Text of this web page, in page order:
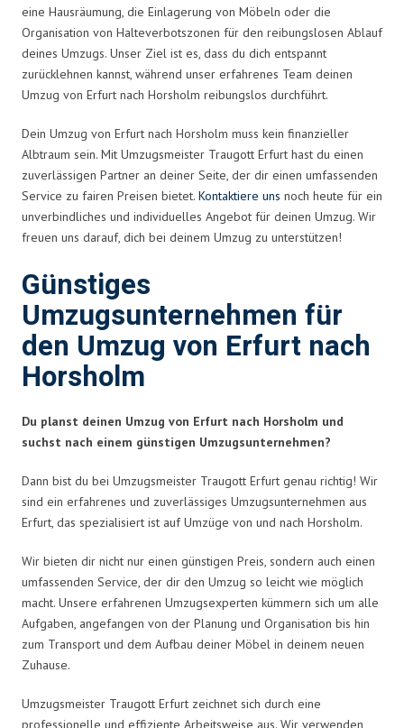
eine Hausräumung, die Einlagerung von Möbeln oder die
Organisation von Halteverbotszonen für den reibungslosen Ablauf
deines Umzugs. Unser Ziel ist es, dass du dich entspannt
zurücklehnen kannst, während unser erfahrenes Team deinen
Umzug von Erfurt nach Horsholm reibungslos durchführt.
Dein Umzug von Erfurt nach Horsholm muss kein finanzieller
Albtraum sein. Mit Umzugsmeister Traugott Erfurt hast du einen
zuverlässigen Partner an deiner Seite, der dir einen umfassenden
Service zu fairen Preisen bietet. Kontaktiere uns noch heute für ein
unverbindliches und individuelles Angebot für deinen Umzug. Wir
freuen uns darauf, dich bei deinem Umzug zu unterstützen!
Günstiges
Umzugsunternehmen für
den Umzug von Erfurt nach
Horsholm
Du planst deinen Umzug von Erfurt nach Horsholm und
suchst nach einem günstigen Umzugsunternehmen?
Dann bist du bei Umzugsmeister Traugott Erfurt genau richtig! Wir
sind ein erfahrenes und zuverlässiges Umzugsunternehmen aus
Erfurt, das spezialisiert ist auf Umzüge von und nach Horsholm.
Wir bieten dir nicht nur einen günstigen Preis, sondern auch einen
umfassenden Service, der dir den Umzug so leicht wie möglich
macht. Unsere erfahrenen Umzugsexperten kümmern sich um alle
Aufgaben, angefangen von der Planung und Organisation bis hin
zum Transport und dem Aufbau deiner Möbel in deinem neuen
Zuhause.
Umzugsmeister Traugott Erfurt zeichnet sich durch eine
professionelle und effiziente Arbeitsweise aus. Wir verwenden